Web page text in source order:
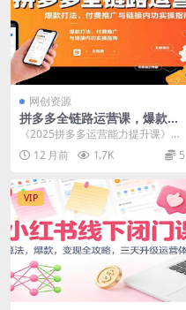
网创资源
拼多多全链路运营课，爆款打
法、付费推广与链接内功实操
指南
《2025拼多多运营能力提升课》是
一门系统化提升拼多多平台运营能
力的实战课程，涵...
12 月前 1.7K 5
VIP